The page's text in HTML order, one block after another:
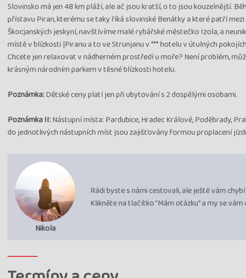
Slovinsko má jen 48 km pláží, ale ač jsou kratší, o to jsou kouzelnější.
přístavu Piran, kterému se taky říká slovinské Benátky a které patří
Škocjanských jeskyní, navštívíme malé rybářské městečko Izola, a
místě v blízkosti |Piranu a to ve Strunjanu v *** hotelu v útulných
Chcete jen relaxovat v nádherném prostředí u moře? Není problém,
krásným národním parkem v těsné blízkosti hotelu.
Poznámka:Dětské ceny platí jen při ubytování s 2 dospělými osobami.
Poznámka II:Nástupní místa: Pardubice, Hradec Králové, Poděbrady,
do jednotlivých nástupních míst jsou zajišťovány formou proplacení
Nikola
Rádi byste s námi cestovali, ale ještě vám
Klikněte na tlačítko "Mám otázku" a my se vám